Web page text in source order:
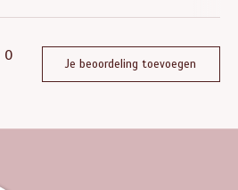
0
Je beoordeling toevoegen